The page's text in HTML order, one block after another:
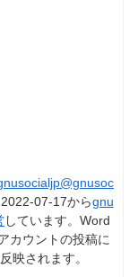
07-17からgnu
しています。Word
カウントの投稿に
映されます。